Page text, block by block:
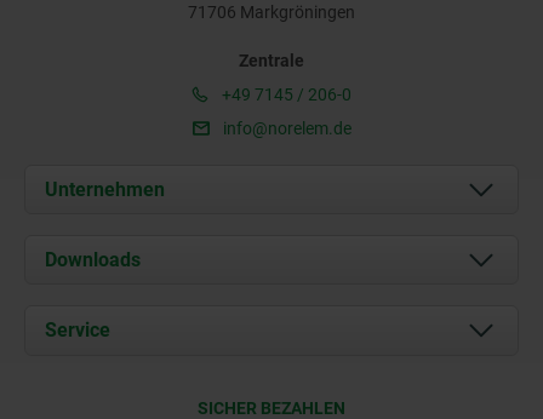
71706 Markgröningen
Zentrale
+49 7145 / 206-0
info@norelem.de
Unternehmen
Über uns
Karriere
Downloads
Dokumente
Service
SICHER BEZAHLEN